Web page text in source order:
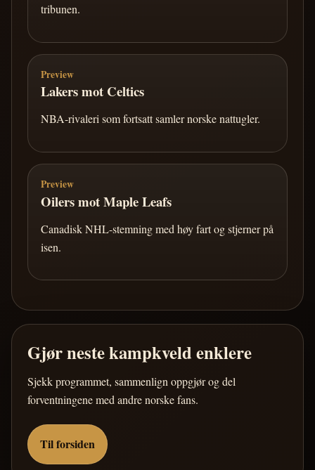
tribunen.
Preview
Lakers mot Celtics
NBA-rivaleri som fortsatt samler norske nattugler.
Preview
Oilers mot Maple Leafs
Canadisk NHL-stemning med høy fart og stjerner på
isen.
Gjør neste kampkveld enklere
Sjekk programmet, sammenlign oppgjør og del
forventningene med andre norske fans.
Til forsiden